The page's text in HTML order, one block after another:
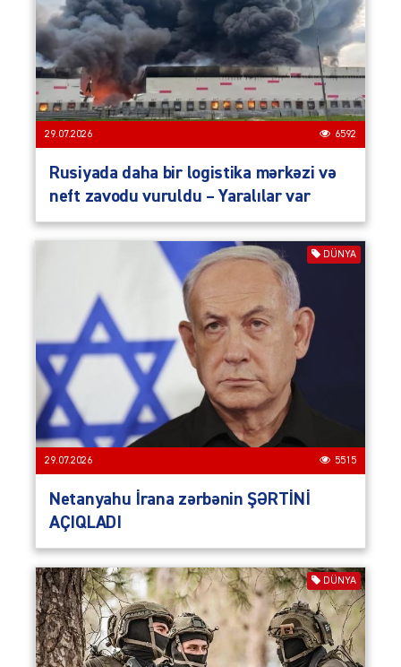
29.07.2026 6592
Rusiyada daha bir logistika mərkəzi və
neft zavodu vuruldu – Yaralılar var
DÜNYA
29.07.2026 5515
Netanyahu İrana zərbənin ŞƏRTİNİ
AÇIQLADI
DÜNYA